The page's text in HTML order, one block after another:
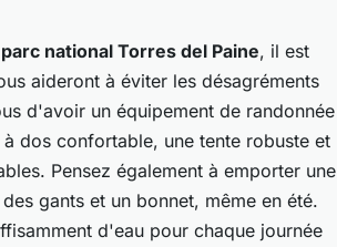
parc national Torres del Paine, il est
aideront à éviter les désagréments
d'avoir un équipement de randonnée
dos confortable, une tente robuste et
Pensez également à emporter une
gants et un bonnet, même en été.
d'eau pour chaque journée